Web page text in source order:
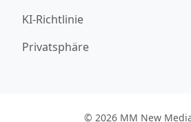
KI-Richtlinie
Privatsphäre
© 2026 MM New